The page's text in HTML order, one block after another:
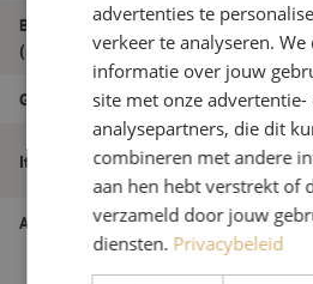
Buitendiameter
(mm)
1.8
Grade B
Itemnaam
Patchkabel
1.8mm, 16m
Artikelnummer M20000614
advertenties te
verkeer te analyseren.
informatie over jouw
site met onze advertentie-
analysepartners, die dit
combineren met andere
aan hen hebt verstrekt of
verzameld door jouw
diensten. Privacybeleid